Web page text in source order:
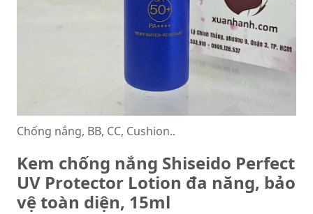
Chống nắng, BB, CC, Cushion..
Kem chống nắng Shiseido Perfect
UV Protector Lotion đa năng, bảo
vệ toàn diện, 15ml